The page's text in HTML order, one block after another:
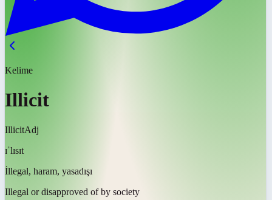
Kelime
Illicit
IllicitAdj
ɪˈlɪsɪt
İllegal, haram, yasadışı
Illegal or disapproved of by society